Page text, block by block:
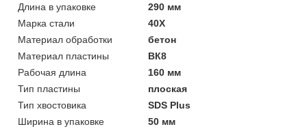
Длина в упаковке
290 мм
Марка стали
40Х
Материал обработки
бетон
Материал пластины
ВК8
Рабочая длина
160 мм
Тип пластины
плоская
Тип хвостовика
SDS Plus
Ширина в упаковке
50 мм